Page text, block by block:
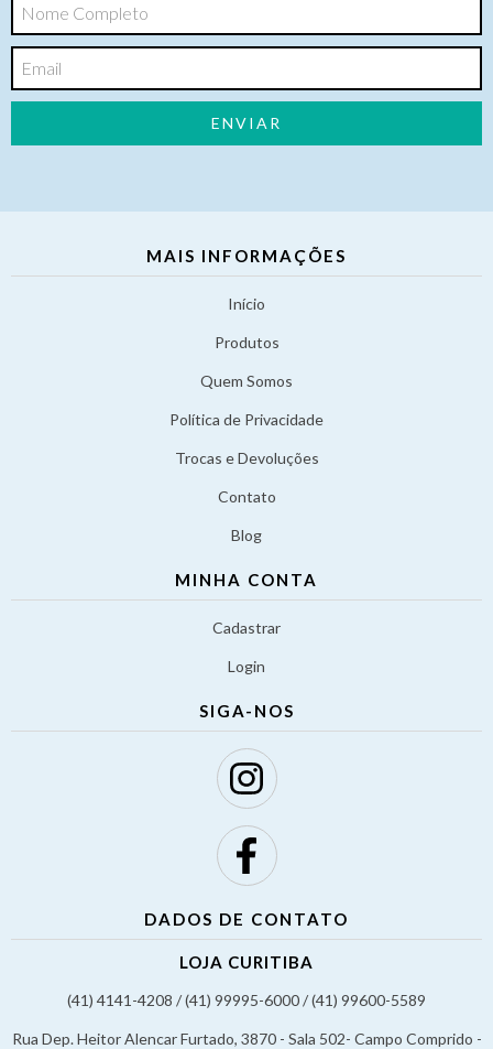
MAIS INFORMAÇÕES
Início
Produtos
Quem Somos
Política de Privacidade
Trocas e Devoluções
Contato
Blog
MINHA CONTA
Cadastrar
Login
SIGA-NOS
DADOS DE CONTATO
LOJA CURITIBA
(41) 4141-4208 / (41) 99995-6000 / (41) 99600-5589
Rua Dep. Heitor Alencar Furtado, 3870 - Sala 502- Campo Comprido -